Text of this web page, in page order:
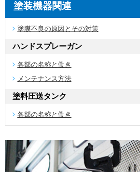
塗装機器関連
塗膜不良の原因とその対策
ハンドスプレーガン
各部の名称と働き
メンテナンス方法
塗料圧送タンク
各部の名称と働き